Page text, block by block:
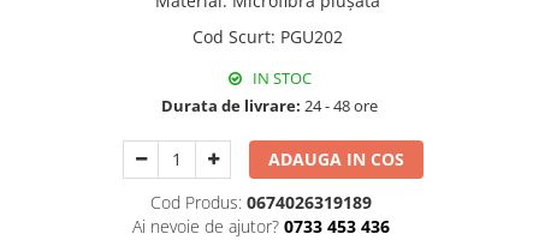
Cod Scurt: PGU202
IN STOC
Durata de livrare: 24 - 48 ore
ADAUGA IN COS
Cod Produs: 0674026319189
Ai nevoie de ajutor? 0733 453 436